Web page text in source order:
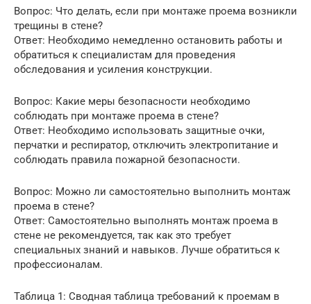
Вопрос: Что делать, если при монтаже проема возникли
трещины в стене?
Ответ: Необходимо немедленно остановить работы и
обратиться к специалистам для проведения
обследования и усиления конструкции.
Вопрос: Какие меры безопасности необходимо
соблюдать при монтаже проема в стене?
Ответ: Необходимо использовать защитные очки,
перчатки и респиратор, отключить электропитание и
соблюдать правила пожарной безопасности.
Вопрос: Можно ли самостоятельно выполнить монтаж
проема в стене?
Ответ: Самостоятельно выполнять монтаж проема в
стене не рекомендуется, так как это требует
специальных знаний и навыков. Лучше обратиться к
профессионалам.
Таблица 1: Сводная таблица требований к проемам в